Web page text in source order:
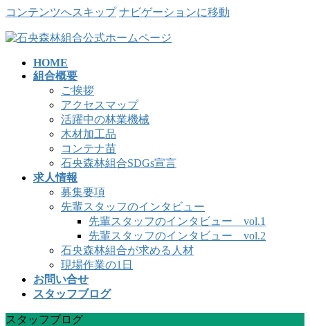
コンテンツへスキップ ナビゲーションに移動
HOME
組合概要
ご挨拶
アクセスマップ
活躍中の林業機械
木材加工品
コンテナ苗
石央森林組合SDGs宣言
求人情報
募集要項
先輩スタッフのインタビュー
先輩スタッフのインタビュー vol.1
先輩スタッフのインタビュー vol.2
石央森林組合が求める人材
現場作業の1日
お問い合せ
スタッフブログ
スタッフブログ